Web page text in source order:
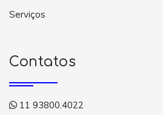
Serviços
Contatos
11 93800.4022